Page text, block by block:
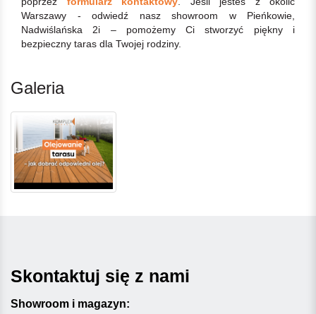
Warszawy - odwiedź nasz showroom w Pieńkowie,
Nadwiślańska 2i – pomożemy Ci stworzyć piękny i
bezpieczny taras dla Twojej rodziny.
Galeria
Skontaktuj się z nami
Showroom i magazyn: